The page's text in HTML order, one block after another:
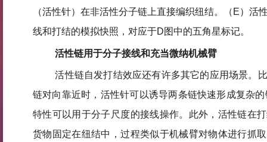
（活性针）在非活性分子链上直接编织纽结。（E）活
线和打结的模拟快照，对应于D图中的五角星标记。
活性链用于分子接线和充当微纳机械臂
活性链自发打结效应还有许多其它的应用场景。
链对向靠近时，活性针可以诱导两条链快速形成复杂
特性可以用于分子尺度的接线操作。此外，活性链在
货物固定在纽结中，过程类似于机械臂对物体进行抓